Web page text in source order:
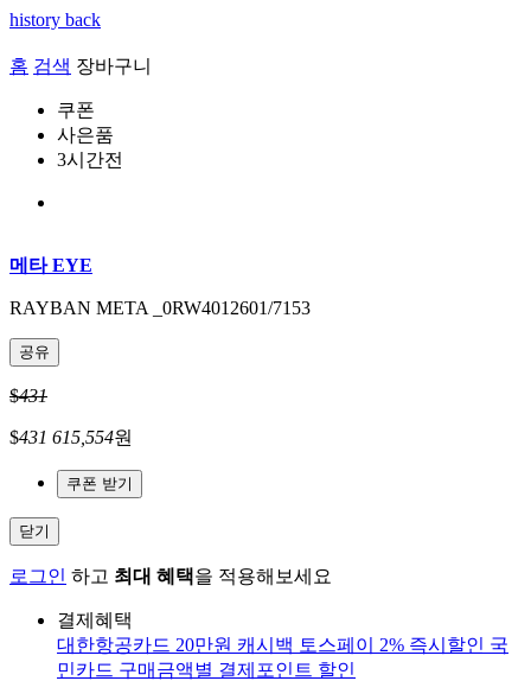
history back
홈 검색 장바구니
쿠폰
사은품
3시간전
메타 EYE
RAYBAN META _0RW4012601/7153
공유
$431
$431 615,554원
쿠폰 받기
닫기
로그인 하고 최대 혜택을 적용해보세요
결제혜택
대한항공카드 20만원 캐시백 토스페이 2% 즉시할인 국
민카드 구매금액별 결제포인트 할인